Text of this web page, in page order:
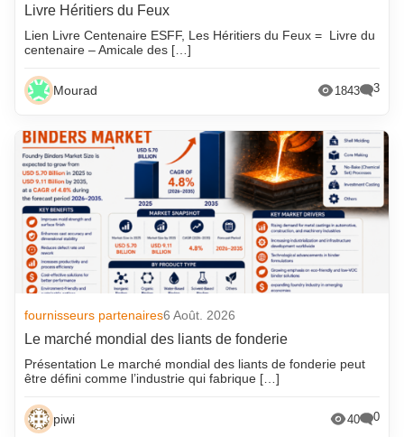
Livre Héritiers du Feux
Lien Livre Centenaire ESFF, Les Héritiers du Feux = Livre du
centenaire – Amicale des […]
Mourad 1843 3
fournisseurs partenaires6 Août. 2026
Le marché mondial des liants de fonderie
Présentation Le marché mondial des liants de fonderie peut
être défini comme l’industrie qui fabrique […]
piwi 40 0